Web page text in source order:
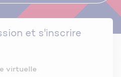
et s'inscrire
virtuelle